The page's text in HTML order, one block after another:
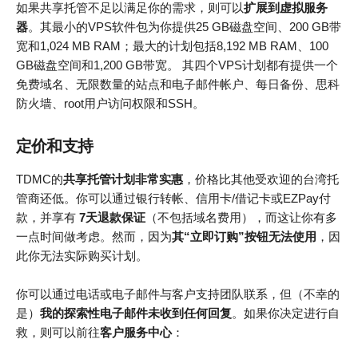
如果共享托管不足以满足你的需求，则可以扩展到虚拟服务
器。其最小的VPS软件包为你提供25 GB磁盘空间、200 GB带
宽和1,024 MB RAM；最大的计划包括8,192 MB RAM、100
GB磁盘空间和1,200 GB带宽。 其四个VPS计划都有提供一个
免费域名、无限数量的站点和电子邮件帐户、每日备份、思科
防火墙、root用户访问权限和SSH。
定价和支持
TDMC的共享托管计划非常实惠 ，价格比其他受欢迎的台湾托
管商还低。你可以通过银行转帐、信用卡/借记卡或EZPay付
款，并享有 7天退款保证 （不包括域名费用），而这让你有多
一点时间做考虑。然而，因为其“立即订购”按钮无法使用 ，因
此你无法实际购买计划。
你可以通过电话或电子邮件与客户支持团队联系，但（不幸的
是） 我的探索性电子邮件未收到任何回复。如果你决定进行自
救，则可以前往客户服务中心：